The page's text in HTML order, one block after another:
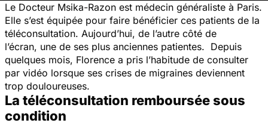
Le Docteur Msika-Razon est médecin généraliste à Paris.
Elle s’est équipée pour faire bénéficier ces patients de la
téléconsultation. Aujourd’hui, de l’autre côté de
l’écran, une de ses plus anciennes patientes. Depuis
quelques mois, Florence a pris l’habitude de consulter
par vidéo lorsque ses crises de migraines deviennent
trop douloureuses.
La téléconsultation remboursée sous
condition